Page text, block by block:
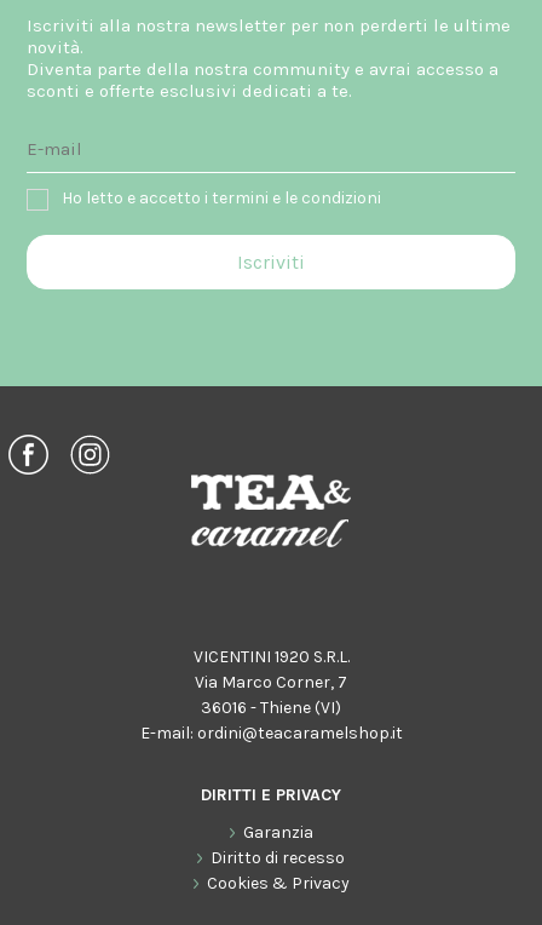
Iscriviti alla nostra newsletter per non perderti le ultime
novità.
Diventa parte della nostra community e avrai accesso a
sconti e offerte esclusivi dedicati a te.
Ho letto e accetto i termini e le condizioni
VICENTINI 1920 S.R.L.
Via Marco Corner, 7
36016 - Thiene (VI)
E-mail: ordini@teacaramelshop.it
DIRITTI E PRIVACY
Garanzia
Diritto di recesso
Cookies & Privacy